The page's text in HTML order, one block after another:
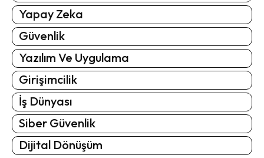
Yapay Zeka
Güvenlik
Yazılım Ve Uygulama
Girişimcilik
İş Dünyası
Siber Güvenlik
Dijital Dönüşüm